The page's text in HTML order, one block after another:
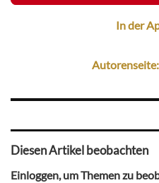
In der
Diesen Artikel beobachten
Einloggen, um Themen zu